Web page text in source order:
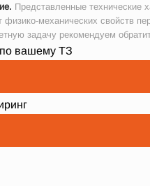
Представленные технические
физико-механических свойств
задачу рекомендуем
вашему ТЗ